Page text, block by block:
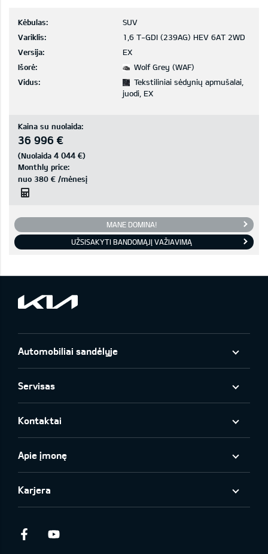
Kėbulas:
SUV
Variklis:
1,6 T-GDI (239AG) HEV 6AT 2WD
Versija:
EX
Išorė:
Wolf Grey (WAF)
Vidus:
Tekstiliniai sėdynių apmušalai,
juodi, EX
Kaina su nuolaida:
36 996 €
(Nuolaida 4 044 €)
Monthly price:
nuo 380 € /mėnesį
MANE DOMINA!
UŽSISAKYTI BANDOMĄJĮ VAŽIAVIMĄ
Automobiliai sandėlyje
Servisas
Kontaktai
Apie įmonę
Karjera
Facebook